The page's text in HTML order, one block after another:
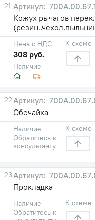
21
Кожух рычагов
Наличие
Цена с НДС
308 руб.
К схеме
22
Обечайка
Наличие
Обратитесь к
консультанту
К схеме
23
Прокладка
Наличие
Обратитесь к
К схеме